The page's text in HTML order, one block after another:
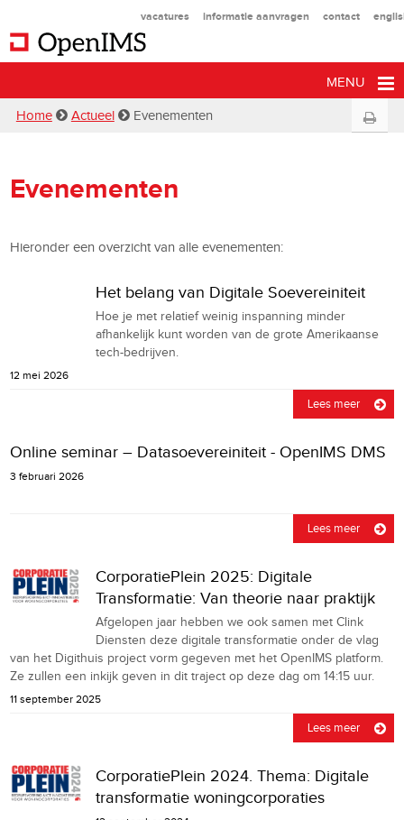
vacatures informatie aanvragen contact
MENU
Home Actueel Evenementen
Evenementen
Hieronder een overzicht van alle evenementen:
Het belang van Digitale Soevereiniteit
Hoe je met relatief weinig inspanning minder
afhankelijk kunt worden van de grote Amerikaanse
tech-bedrijven.
12 mei 2026
Lees meer
Online seminar – Datasoevereiniteit - OpenIMS DMS
3 februari 2026
Lees meer
CorporatiePlein 2025: Digitale
Transformatie: Van theorie naar praktijk
Afgelopen jaar hebben we ook samen met Clink
Diensten deze digitale transformatie onder de vlag
van het Digithuis project vorm gegeven met het OpenIMS platform.
Ze zullen een inkijk geven in dit traject op deze dag om 14:15 uur.
11 september 2025
Lees meer
CorporatiePlein 2024. Thema: Digitale
transformatie woningcorporaties